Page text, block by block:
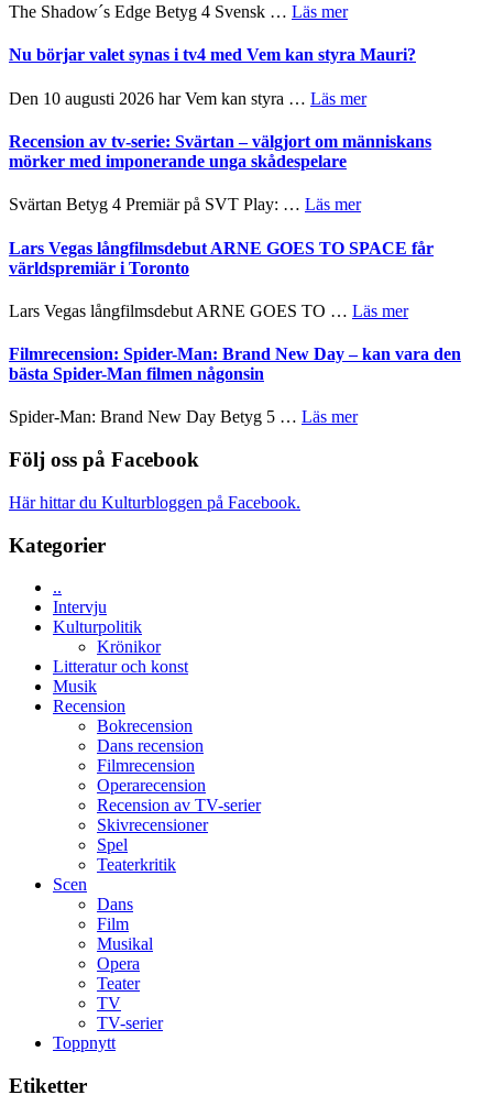
och
The Shadow´s Edge Betyg 4 Svensk … Läs merom
The
Edge
rolig
med
Jackie
storform
Nu börjar valet synas i tv4 med Vem kan styra Mauri?
Den 10 augusti 2026 har Vem kan styra … Läs merom
börjar
Vem
Mauri?
Recension av tv-serie: Svärtan – välgjort om människans
mörker med imponerande unga skådespelare
Svärtan Betyg 4 Premiär på SVT Play: … Läs merom
av
tv-
Svärtan
–
om
Lars Vegas långfilmsdebut ARNE GOES TO SPACE får
världspremiär i Toronto
Lars Vegas långfilmsdebut ARNE GOES TO … Läs merom
Vegas
Filmrecension: Spider-Man: Brand New Day – kan vara den
bästa Spider-Man filmen någonsin
Spider-Man: Brand New Day Betyg 5 … Läs merom
Följ oss på Facebook
Här hittar du Kulturbloggen på Facebook.
Kategorier
..
Intervju
Kulturpolitik
Krönikor
Litteratur och konst
Musik
Recension
Bokrecension
Dans recension
Filmrecension
Operarecension
Recension av TV-serier
Skivrecensioner
Spel
Teaterkritik
Scen
Dans
Film
Musikal
Opera
Teater
TV
TV-serier
Toppnytt
Etiketter